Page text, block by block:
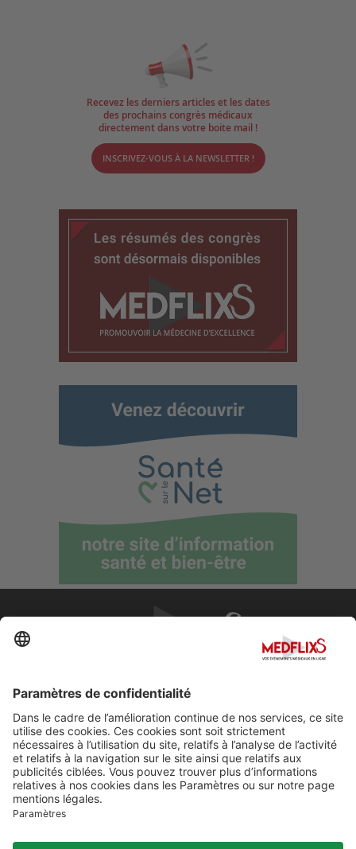
Recevez les derniers articles et les dates
des prochains congrès médicaux
directement dans votre boite mail !
INSCRIVEZ-VOUS À LA NEWSLETTER !
À propos de MedflixS®
Aide
Contact
Mentions légales